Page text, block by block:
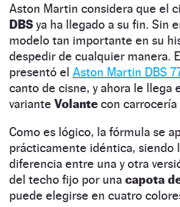
Aston Martin considera que el
DBS ya ha llegado a su fin. Sin
modelo tan importante en su
despedir de cualquier manera.
presentó el Aston Martin DBS
canto de cisne, y ahora le llega
variante Volante con
Como es lógico, la fórmula se
prácticamente idéntica, siendo
diferencia entre una y otra
del techo fijo por una capota
puede elegirse en cuatro